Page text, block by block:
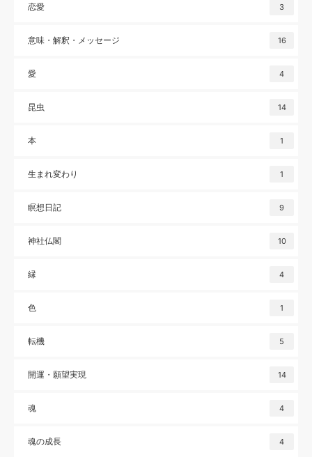
恋愛 3
意味・解釈・メッセージ 16
愛 4
昆虫 14
本 1
生まれ変わり 1
瞑想日記 9
神社仏閣 10
縁 4
色 1
転機 5
開運・願望実現 14
魂 4
魂の成長 4